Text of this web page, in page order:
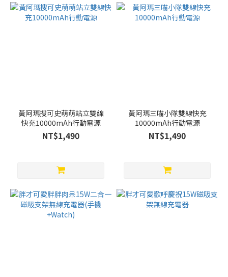
黃阿瑪搜可史萌萌站立雙線
快充10000mAh行動電源
NT$1,490
黃阿瑪三喵小隊雙線快充
10000mAh行動電源
NT$1,490